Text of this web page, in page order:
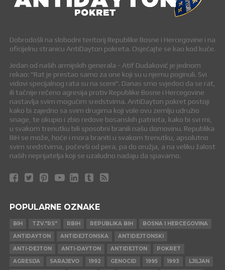
Dobrodošli na slobodni teritorij Republike Bosne i Hercegovine i na
oficijelnu stranicu AntiDayton pokreta. Osjećajte se kao kod kuće.
Jedan od naših armijskih generala - Atif Dudaković je jednom
rekao: "Rat je prestao samo za one koji su u njemu poginuli. Svi
vidovi specijalnog rata su na sceni". Danas smo svjedoci da se rat,
ili tačnije rečeno agresija protiv Republike Bosne i Hercegovine
nastavlja svim mogućim sredstvima. AntiDayton pokret postoji
kako bi zajedno sa svim drugima koji vole ovu zemlju udružio
snage, te okupio i zbio redove bosanskih patriota, kako bi svi mi,
u svakom trenutku bili sposobni branili našu domovinu. Republika
BiH se može, hoće i mora braniti u svakom trenutku, apsolutno
svim sredstvima, počevši od pera, pa do oružja, a na veliku žalost
naših neprijatelja koji se uzaludno nadaju da spavamo.
POPULARNE OZNAKE
BIH TZV."RS" RBIH REPUBLIKA BIH
BOSNA I HERCEGOVINA
ANTIDAYTON
ANTIDEJTONSKA
ANTIDEJTONSKI
ANTI-DEJTON
ANTI-DAYTON ANTIDEJTON
POKRET
AGRESIJA
SARAJEVO 1992 GENOCID 1995 1993
LJILJAN